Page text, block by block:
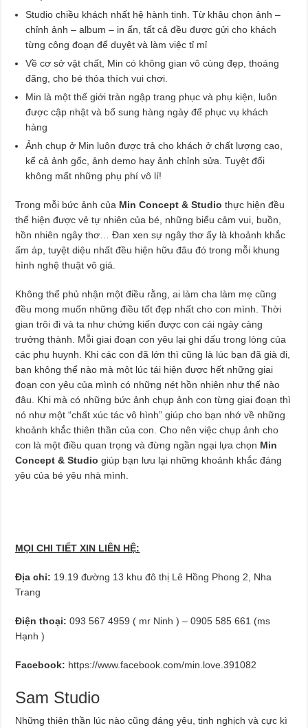
Studio chiều khách nhất hệ hành tinh. Từ khâu chọn ảnh –
chỉnh ảnh – album – in ấn, tất cả đều được gửi cho khách
từng công đoạn để duyệt và làm việc tỉ mỉ
Về cơ sở vật chất, Min có không gian vô cùng đẹp, thoáng
đãng, cho bé thỏa thích vui chơi.
Min là một thế giới tràn ngập trang phục và phụ kiện, luôn
được cập nhật và bổ sung hàng ngày để phục vụ khách
hàng
Ảnh chụp ở Min luôn được trả cho khách ở chất lượng cao,
kể cả ảnh gốc, ảnh demo hay ảnh chỉnh sửa. Tuyệt đối
không mất những phụ phí vô lí!
Trong mỗi bức ảnh của Min Concept & Studio thực hiện đều
thể hiện được vẻ tự nhiên của bé, những biểu cảm vui, buồn,
hồn nhiên ngây thơ… Đan xen sự ngây thơ ấy là khoảnh khắc
ấm áp, tuyệt diệu nhất đều hiện hữu đâu đó trong mỗi khung
hình nghệ thuật vô giá.
Không thể phủ nhận một điều rằng, ai làm cha làm mẹ cũng
đều mong muốn những điều tốt đẹp nhất cho con mình. Thời
gian trôi đi và ta như chứng kiến được con cái ngày càng
trưởng thành. Mỗi giai đoạn con yêu lại ghi dấu trong lòng của
các phụ huynh. Khi các con đã lớn thì cũng là lúc bạn đã già đi,
bạn không thể nào mà một lúc tái hiện được hết những giai
đoạn con yêu của mình có những nét hồn nhiên như thế nào
đâu. Khi mà có những bức ảnh chụp ảnh con từng giai đoạn thì
nó như một “chất xúc tác vô hình” giúp cho bạn nhớ về những
khoảnh khắc thiên thần của con. Cho nên việc chụp ảnh cho
con là một điều quan trọng và đừng ngần ngại lựa chọn Min
Concept & Studio giúp bạn lưu lại những khoảnh khắc đáng
yêu của bé yêu nhà mình.
MỌI CHI TIẾT XIN LIÊN HỆ:
Địa chỉ: 19.19 đường 13 khu đô thị Lê Hồng Phong 2, Nha
Trang
Điện thoại:093 567 4959 ( mr Ninh ) – 0905 585 661 (ms
Hạnh )
Facebook: https://www.facebook.com/min.love.391082
Sam Studio
Những thiên thần lúc nào cũng đáng yêu, tinh nghịch và cực kì